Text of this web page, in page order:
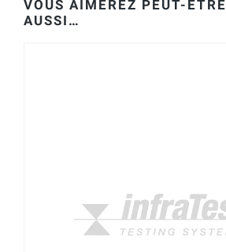
VOUS AIMEREZ PEUT-ÊTRE
AUSSI…